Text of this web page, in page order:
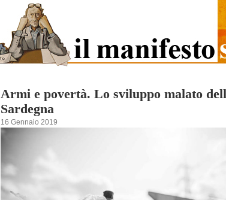
Armi e povertà. Lo sviluppo malato
Sardegna
16 Gennaio 2019